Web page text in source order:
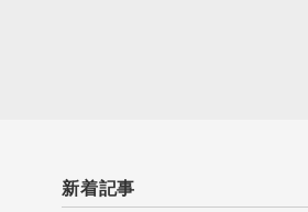
新着記事